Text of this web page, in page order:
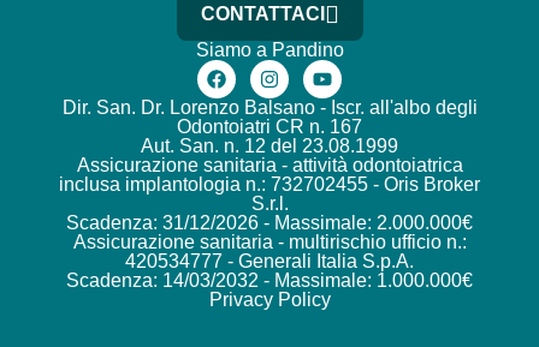
CONTATTACI
Siamo a Pandino
Dir. San. Dr. Lorenzo Balsano - Iscr. all'albo degli
Odontoiatri CR n. 167
Aut. San. n. 12 del 23.08.1999
Assicurazione sanitaria - attività odontoiatrica
inclusa implantologia n.: 732702455 - Oris Broker
S.r.l.
Scadenza: 31/12/2026 - Massimale: 2.000.000€
Assicurazione sanitaria - multirischio ufficio n.:
420534777 - Generali Italia S.p.A.
Scadenza: 14/03/2032 - Massimale: 1.000.000€
Privacy Policy